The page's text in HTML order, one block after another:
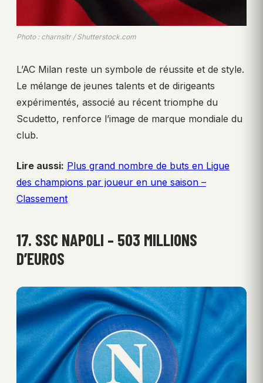
Photo : charnsitr / Shutterstock.com
L’AC Milan reste un symbole de réussite et de style.
Le mélange de jeunes talents et de dirigeants
expérimentés, associé au récent triomphe du
Scudetto, renforce l’image de marque mondiale du
club.
Lire aussi: Plus grand nombre de buts en Ligue
des champions par joueur en une saison –
Classement
17. SSC NAPOLI – 503 MILLIONS
D’EUROS